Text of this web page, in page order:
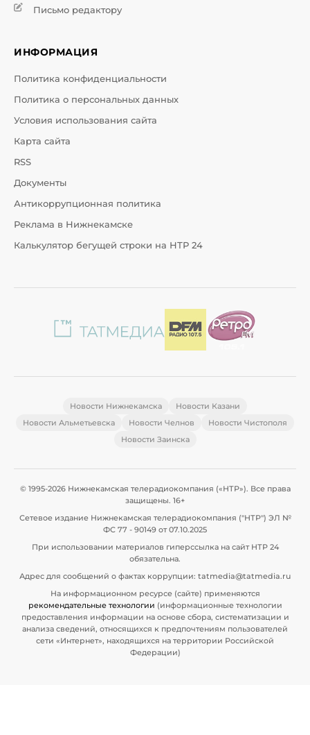
Письмо редактору
ИНФОРМАЦИЯ
Политика конфиденциальности
Политика о персональных данных
Условия использования сайта
Карта сайта
RSS
Документы
Антикоррупционная политика
Реклама в Нижнекамске
Калькулятор бегущей строки на НТР 24
Новости Нижнекамска
Новости Казани
Новости Альметьевска
Новости Челнов
Новости Чистополя
Новости Заинска
© 1995-2026 Нижнекамская телерадиокомпания («НТР»). Все права
защищены. 16+
Сетевое издание Нижнекамская телерадиокомпания ("НТР") ЭЛ №
ФС 77 - 90149 от 07.10.2025
При использовании материалов гиперссылка на сайт НТР 24
обязательна.
Адрес для сообщений о фактах коррупции: tatmedia@tatmedia.ru
На информационном ресурсе (сайте) применяются
рекомендательные технологии (информационные технологии
предоставления информации на основе сбора, систематизации и
анализа сведений, относящихся к предпочтениям пользователей
сети «Интернет», находящихся на территории Российской
Федерации)